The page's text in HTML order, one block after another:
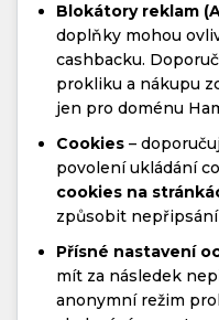
Blokátory reklam
doplňky mohou
cashbacku.
prokliku a nákupu
jen pro doménu
Cookies –
povolení ukládání
cookies na
způsobit nepřipsání
Přísné nastavení
mít za následek
anonymní režim